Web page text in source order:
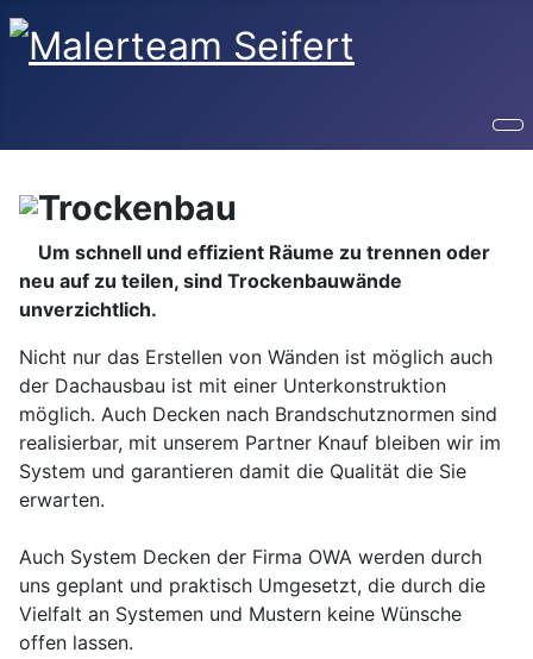
Trockenbau
Um schnell und effizient Räume zu trennen oder
neu auf zu teilen, sind Trockenbauwände
unverzichtlich.
Nicht nur das Erstellen von Wänden ist möglich auch
der Dachausbau ist mit einer Unterkonstruktion
möglich. Auch Decken nach Brandschutznormen sind
realisierbar, mit unserem Partner Knauf bleiben wir im
System und garantieren damit die Qualität die Sie
erwarten.
Auch System Decken der Firma OWA werden durch
uns geplant und praktisch Umgesetzt, die durch die
Vielfalt an Systemen und Mustern keine Wünsche
offen lassen.